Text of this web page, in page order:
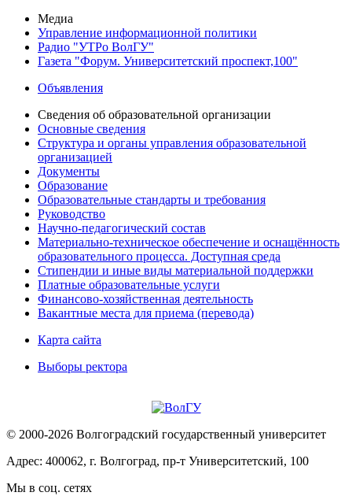
Медиа
Управление информационной политики
Радио "УТРо ВолГУ"
Газета "Форум. Университетский проспект,100"
Объявления
Сведения об образовательной организации
Основные сведения
Структура и органы управления образовательной
организацией
Документы
Образование
Образовательные стандарты и требования
Руководство
Научно-педагогический состав
Материально-техническое обеспечение и оснащённость
образовательного процесса. Доступная среда
Стипендии и иные виды материальной поддержки
Платные образовательные услуги
Финансово-хозяйственная деятельность
Вакантные места для приема (перевода)
Карта сайта
Выборы ректора
© 2000-2026 Волгоградский государственный университет
Адрес: 400062, г. Волгоград, пр-т Университетский, 100
Мы в соц. сетях